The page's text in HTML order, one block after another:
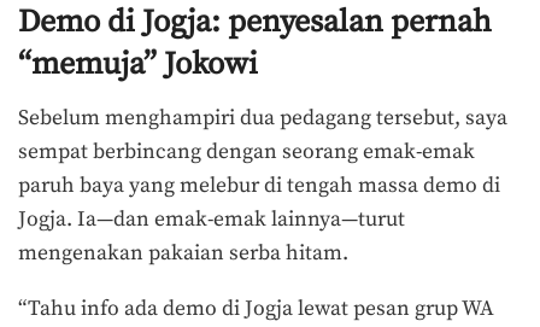
Demo di Jogja: penyesalan pernah
“memuja” Jokowi
Sebelum menghampiri dua pedagang tersebut, saya
sempat berbincang dengan seorang emak-emak
paruh baya yang melebur di tengah massa demo di
Jogja. Ia—dan emak-emak lainnya—turut
mengenakan pakaian serba hitam.
“Tahu info ada demo di Jogja lewat pesan grup WA